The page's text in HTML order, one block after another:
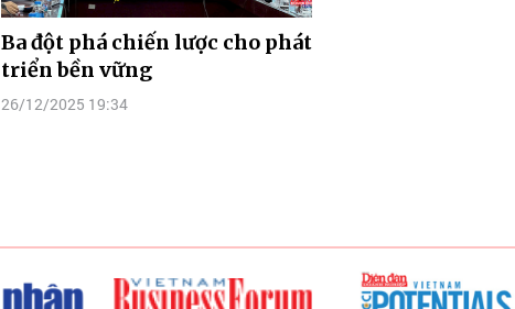
Ba đột phá chiến lược cho phát
triển bền vững
26/12/2025 19:34